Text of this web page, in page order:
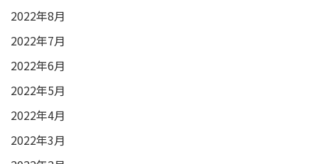
2022年8月
2022年7月
2022年6月
2022年5月
2022年4月
2022年3月